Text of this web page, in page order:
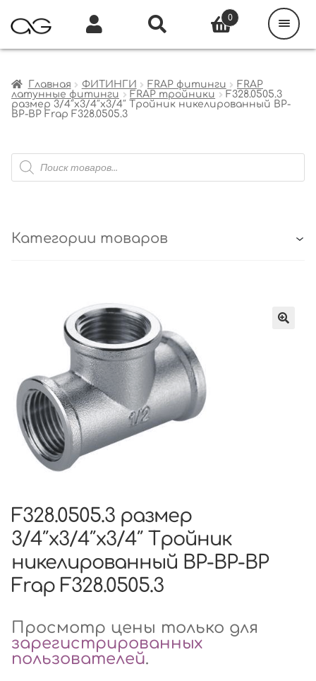
Главная ФИТИНГИ FRAP фитинги
FRAP
латунные фитинги
FRAP тройники
F328.0505.3
размер 3/4″x3/4″x3/4″ Тройник никелированный ВР-
ВР-ВР Frap F328.0505.3
Поиск
товаров
Категории товаров
F328.0505.3 размер
3/4″x3/4″x3/4″ Тройник
никелированный ВР-ВР-ВР
Frap F328.0505.3
Просмотр цены только для
зарегистрированных
пользователей.
0